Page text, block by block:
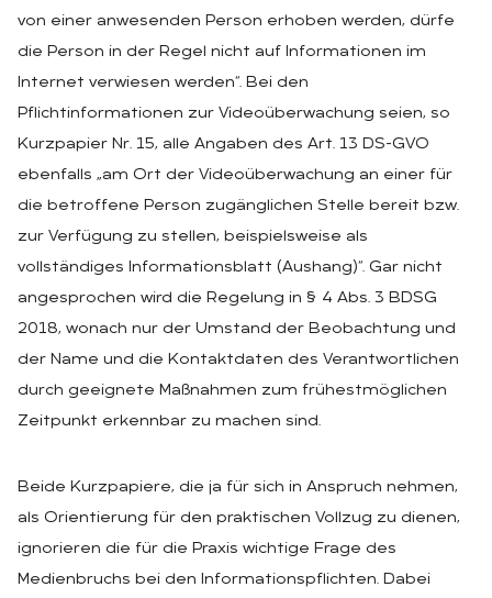
von einer anwesenden Person erhoben werden, dürfe
die Person in der Regel nicht auf Informationen im
Internet verwiesen werden“. Bei den
Pflichtinformationen zur Videoüberwachung seien, so
Kurzpapier Nr. 15, alle Angaben des Art. 13 DS-GVO
ebenfalls „am Ort der Videoüberwachung an einer für
die betroffene Person zugänglichen Stelle bereit bzw.
zur Verfügung zu stellen, beispielsweise als
vollständiges Informationsblatt (Aushang)“. Gar nicht
angesprochen wird die Regelung in § 4 Abs. 3 BDSG
2018, wonach nur der Umstand der Beobachtung und
der Name und die Kontaktdaten des Verantwortlichen
durch geeignete Maßnahmen zum frühestmöglichen
Zeitpunkt erkennbar zu machen sind.
Beide Kurzpapiere, die ja für sich in Anspruch nehmen,
als Orientierung für den praktischen Vollzug zu dienen,
ignorieren die für die Praxis wichtige Frage des
Medienbruchs bei den Informationspflichten. Dabei